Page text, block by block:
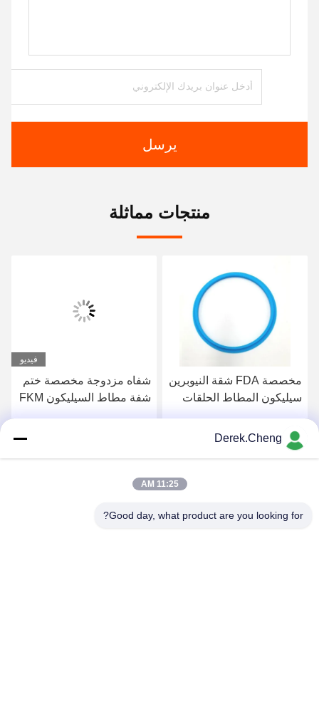
يرسل
منتجات مماثلة
مخصصة FDA شقة النيوبرين
سيليكون المطاط الحلقات
فيديو
شفاه مزدوجة مخصصة ختم
شفة مطاط السيليكون FKM
Derek.Cheng
11:25 AM
Good day, what product are you looking for?